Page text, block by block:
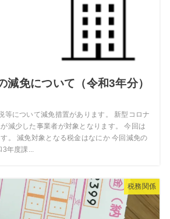
減免について（令和3年分）
等について減免措置があります。 新型コロナ
減少した事業者が対象となります。 今回は
。 減免対象となる税金はなにか 今回減免の
3年度課...
税務関係